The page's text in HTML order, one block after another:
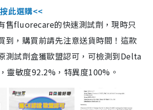
此選購<<
售fluorecare的快速測試劑，現時只
到，購買前請先注意送貨時間！這款
測試劑盒獲歐盟認可，可檢測到Delta
靈敏度92.2%，特異度100%。